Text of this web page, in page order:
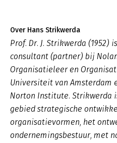
Over Hans Strikwerda
Prof. Dr. J. Strikwerda (1952)
consultant (partner) bij
Organisatieleer en
Universiteit van Amsterdam
Norton Institute. Strikwerda
gebied strategische
organisatievormen, het
ondernemingsbestuur, met